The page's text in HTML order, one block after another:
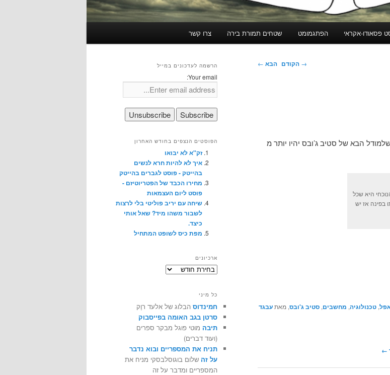
פסאודו-אקראי הפתגמומט שטחים תמורת בירה צרו קשר
ניווט
→ הקודם הבא ←
הבא של סטיב ג’ובס יהיו יותר מ
היא שכל
בפינה אז יש
, טכנולוגיה, מחשבים, סטיב ג'ובס, מאתעבגד
←
הרשמה לעדכונים במייל
Your email:
הפוסטים הנצפים בחודש האחרון
זק"א לא יבואו
איך לא להיות חרא לנשים
בהייטק - פוסט לגברים בהייטק
מחירו הכבד של הפטריוטיזם -
פוסט ליום העצמאות
שיחה עם יריב פוליטי בלי לרצות
לשבור משהו מיד? שאל אותי
כיצד.
מפת כיס לשופט המתחיל
ארכיונים
ארכיונים
כל מיני
חמינדוס הבלוג של אלעד רוֶק
סרטן בגב האומה בפייסבוק
תיבה מוטי פוגל מבקר ספרים
(ועוד דברים)
תניח את המספריים ובוא נדבר
על זה שלום בוגוסלבסקי מניח את
המספריים ומדבר על זה